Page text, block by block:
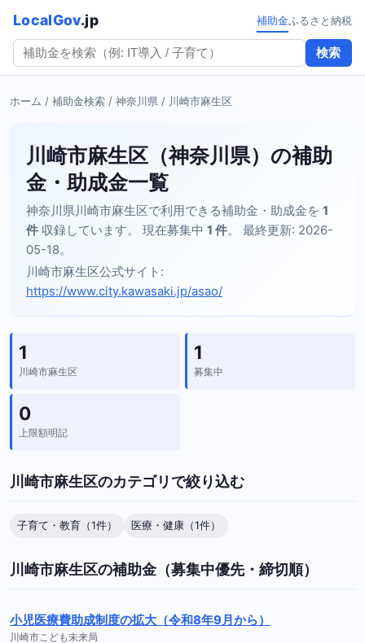
LocalGov.jp
検索
補助金ふるさと納税
ホーム / 補助金検索 / 神奈川県 / 川崎市麻生区
川崎市麻生区（神奈川県）の補助
金・助成金一覧
神奈川県川崎市麻生区で利用できる補助金・助成金を 1
件 収録しています。 現在募集中 1 件。 最終更新: 2026-
05-18。
川崎市麻生区公式サイト:
https://www.city.kawasaki.jp/asao/
1
川崎市麻生区
1
募集中
0
上限額明記
川崎市麻生区のカテゴリで絞り込む
子育て・教育（1件） 医療・健康（1件）
川崎市麻生区の補助金（募集中優先・締切順）
小児医療費助成制度の拡大（令和8年9月から）
川崎市こども未来局